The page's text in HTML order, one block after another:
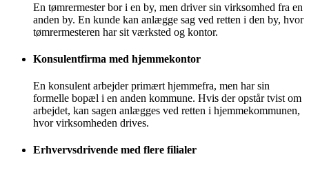
En tømrermester bor i en by, men driver sin virksomhed fra en
anden by. En kunde kan anlægge sag ved retten i den by, hvor
tømrermesteren har sit værksted og kontor.
Konsulentfirma med hjemmekontor
En konsulent arbejder primært hjemmefra, men har sin
formelle bopæl i en anden kommune. Hvis der opstår tvist om
arbejdet, kan sagen anlægges ved retten i hjemmekommunen,
hvor virksomheden drives.
Erhvervsdrivende med flere filialer